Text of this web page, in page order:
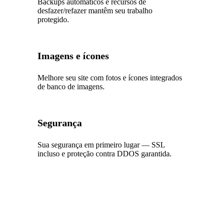
Backups automáticos e recursos de
desfazer/refazer mantêm seu trabalho
protegido.
Imagens e ícones
Melhore seu site com fotos e ícones integrados
de banco de imagens.
Segurança
Sua segurança em primeiro lugar — SSL
incluso e proteção contra DDOS garantida.